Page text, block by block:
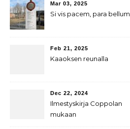
Mar 03, 2025
Si vis pacem, para bellum
Feb 21, 2025
Kaaoksen reunalla
Dec 22, 2024
Ilmestyskirja Coppolan
mukaan